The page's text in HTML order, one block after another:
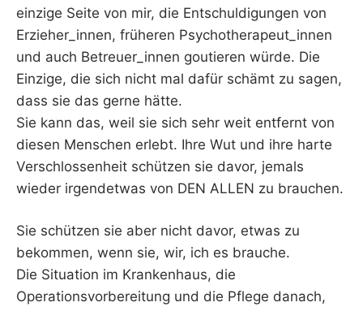
einzige Seite von mir, die Entschuldigungen von
Erzieher_innen, früheren Psychotherapeut_innen
und auch Betreuer_innen goutieren würde. Die
Einzige, die sich nicht mal dafür schämt zu sagen,
dass sie das gerne hätte.
Sie kann das, weil sie sich sehr weit entfernt von
diesen Menschen erlebt. Ihre Wut und ihre harte
Verschlossenheit schützen sie davor, jemals
wieder irgendetwas von DEN ALLEN zu brauchen.
Sie schützen sie aber nicht davor, etwas zu
bekommen, wenn sie, wir, ich es brauche.
Die Situation im Krankenhaus, die
Operationsvorbereitung und die Pflege danach,